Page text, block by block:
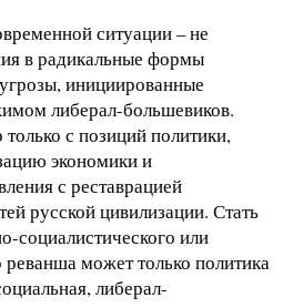
ситуации – не
в радикальные формы
инициированные
либерал-большевиков.
с позиций политики,
экономики и
с реставрацией
русской цивилизации. Стать
социалистического или
может только политика
либерал-